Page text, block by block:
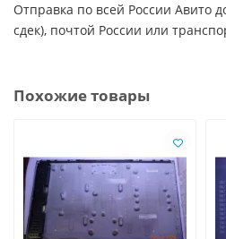
Отправка по всей России Авито
сдек), почтой России или
Похожие товары